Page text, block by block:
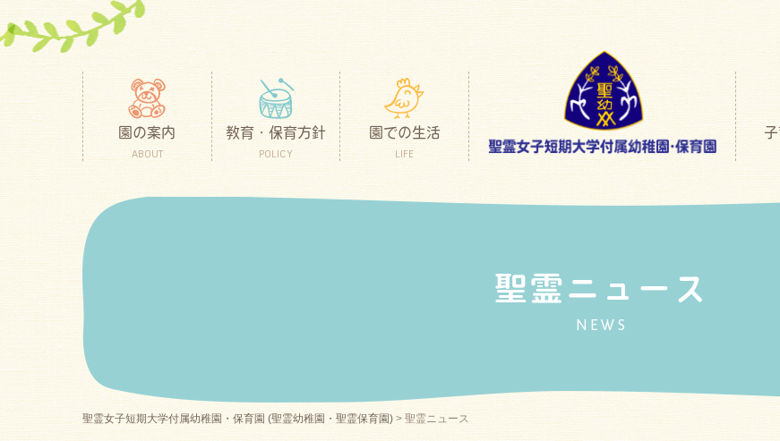
園の案内
ABOUT
教育・保育方針
POLICY
園での生活
LIFE
聖霊ニュース
NEWS
聖霊女子短期大学付属幼稚園・保育園 (聖霊幼稚園・聖霊保育園)>聖霊ニュース